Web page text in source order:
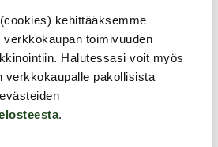
kehittääksemme
toimivuuden
Halutessasi voit myös
verkkokaupalle pakollisista
.
40.59 € 57.99 €
ostivat